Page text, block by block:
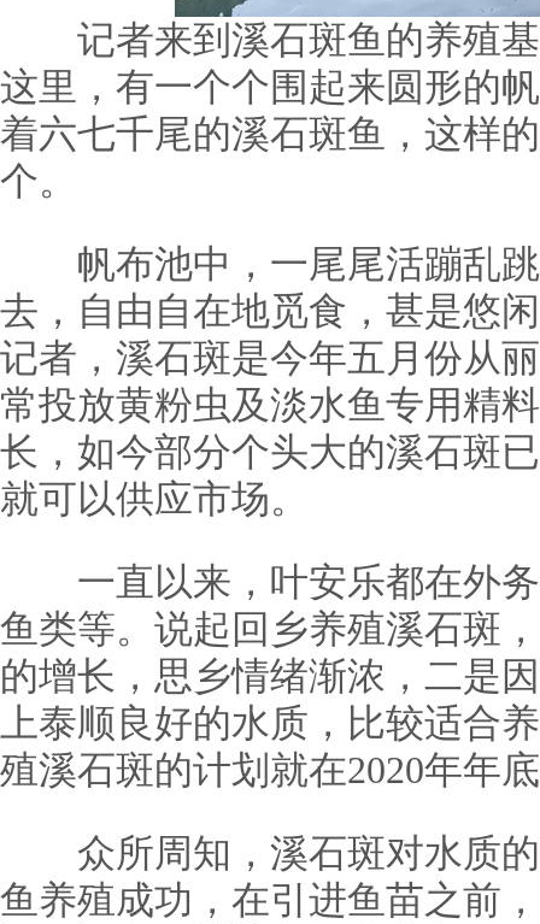
记者来到溪石斑鱼的养殖
这里，有一个个围起来圆形的
着六七千尾的溪石斑鱼，这样
个。
帆布池中，一尾尾活蹦乱跳
去，自由自在地觅食，甚是悠
记者，溪石斑是今年五月份从
常投放黄粉虫及淡水鱼专用精
长，如今部分个头大的溪石斑
就可以供应市场。
一直以来，叶安乐都在外务
鱼类等。说起回乡养殖溪石斑
的增长，思乡情绪渐浓，二是
上泰顺良好的水质，比较适合
殖溪石斑的计划就在2020年年
众所周知，溪石斑对水质的
鱼养殖成功，在引进鱼苗之前